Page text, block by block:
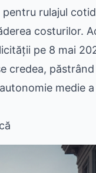
rulajul
costurilor.
pe 8 mai
credea,
medie